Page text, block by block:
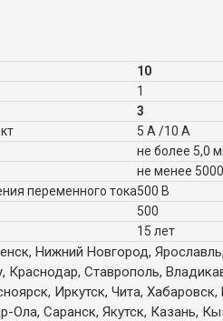
10
1
3
5 А /10 А
не более 5,0
не менее
переменного тока500 В
500
15 лет
Нижний Новгород,
Ставрополь,
Иркутск, Чита,
Ола, Саранск, Якутск, Казань,